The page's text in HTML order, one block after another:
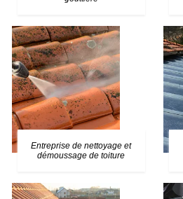
Entreprise de nettoyage et
démoussage de toiture